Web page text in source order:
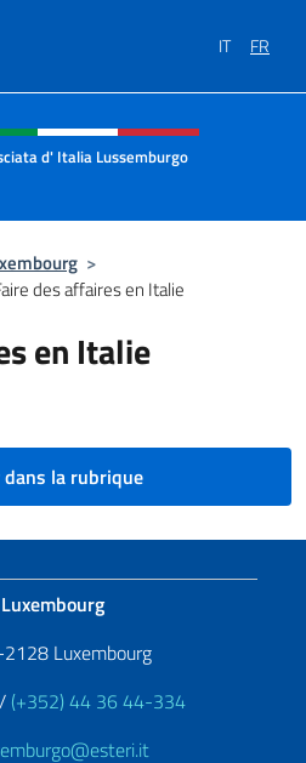
IT FR
et en-tête de
d' Italia Lussemburgo
>
des affaires en Italie
en Italie
dans la rubrique
de page
Luxembourg
/ (+352) 44 36 44-334